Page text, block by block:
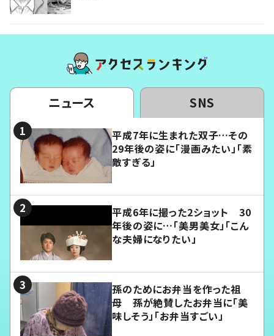
ニュース SNS
平成7年に生まれた双子…その
29年後の姿に「漫画みたい」「素
敵すぎる」
平成6年に撮った2ショット 30
年後の姿に…「美男美女」「こん
な夫婦になりたい」
孫のためにお弁当を作った祖
母 孫が絶賛したお弁当に「美
味しそう」「お弁当すごい」